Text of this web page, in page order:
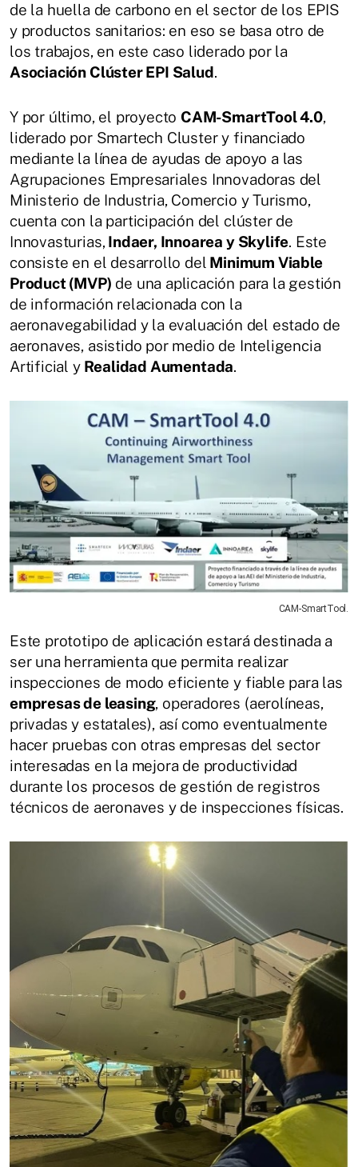
de la huella de carbono en el sector de los EPIS
y productos sanitarios: en eso se basa otro de
los trabajos, en este caso liderado por la
Asociación Clúster EPI Salud.
Y por último, el proyecto CAM-SmartTool 4.0,
liderado por Smartech Cluster y financiado
mediante la línea de ayudas de apoyo a las
Agrupaciones Empresariales Innovadoras del
Ministerio de Industria, Comercio y Turismo,
cuenta con la participación del clúster de
Innovasturias, Indaer, Innoarea y Skylife. Este
consiste en el desarrollo del Minimum Viable
Product (MVP) de una aplicación para la gestión
de información relacionada con la
aeronavegabilidad y la evaluación del estado de
aeronaves, asistido por medio de Inteligencia
Artificial yRealidad Aumentada.
CAM-SmartTool.
Este prototipo de aplicación estará destinada a
ser una herramienta que permita realizar
inspecciones de modo eficiente y fiable para las
empresas de leasing, operadores (aerolíneas,
privadas y estatales), así como eventualmente
hacer pruebas con otras empresas del sector
interesadas en la mejora de productividad
durante los procesos de gestión de registros
técnicos de aeronaves y de inspecciones físicas.